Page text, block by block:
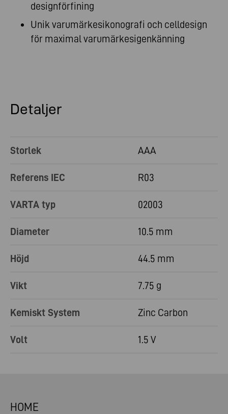
designförfining
Unik varumärkesikonografi och celldesign
för maximal varumärkesigenkänning
Detaljer
Storlek AAA
Referens IEC R03
VARTA typ 02003
Diameter 10.5 mm
Höjd 44.5 mm
Vikt 7.75 g
Kemiskt System Zinc Carbon
Volt 1.5 V
HOME